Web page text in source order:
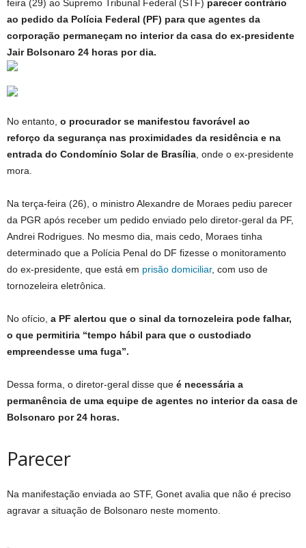
feira (29) ao Supremo Tribunal Federal (STF) parecer contrário
ao pedido da Polícia Federal (PF) para que agentes da
corporação permaneçam no interior da casa do ex-presidente
Jair Bolsonaro 24 horas por dia.
No entanto, o procurador se manifestou favorável ao
reforço da segurança nas proximidades da residência e na
entrada do Condomínio Solar de Brasília , onde o ex-presidente
mora.
Na terça-feira (26), o ministro Alexandre de Moraes pediu parecer
da PGR após receber um pedido enviado pelo diretor-geral da PF,
Andrei Rodrigues. No mesmo dia, mais cedo, Moraes tinha
determinado que a Polícia Penal do DF fizesse o monitoramento
do ex-presidente, que está em prisão domiciliar, com uso de
tornozeleira eletrônica.
No ofício, a PF alertou que o sinal da tornozeleira pode falhar,
o que permitiria “tempo hábil para que o custodiado
empreendesse uma fuga”.
Dessa forma, o diretor-geral disse que é necessária a
permanência de uma equipe de agentes no interior da casa de
Bolsonaro por 24 horas.
Parecer
Na manifestação enviada ao STF, Gonet avalia que não é preciso
agravar a situação de Bolsonaro neste momento.